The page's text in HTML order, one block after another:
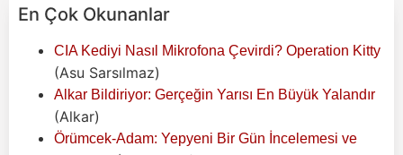
En Çok Okunanlar
CIA Kediyi Nasıl Mikrofona Çevirdi? Operation Kitty
(Asu Sarsılmaz)
Alkar Bildiriyor: Gerçeğin Yarısı En Büyük Yalandır
(Alkar)
Örümcek-Adam: Yepyeni Bir Gün İncelemesi ve